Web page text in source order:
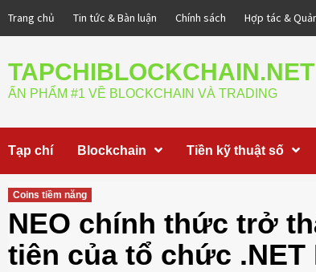
Trang chủ Tin tức & Bàn luận Chính sách Hợp tác &
TAPCHIBLOCKCHAIN.NET
ẤN PHẨM #1 VỀ BLOCKCHAIN VÀ TRADING
Tạp chí Blockchain Tiền kỹ thuật số
Coins tiềm năng
NEO chính thức trở
tiên của tổ chức .NET